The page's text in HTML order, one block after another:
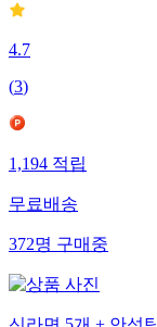
4.7
(3)
1,194적립
무료배송
372명구매중